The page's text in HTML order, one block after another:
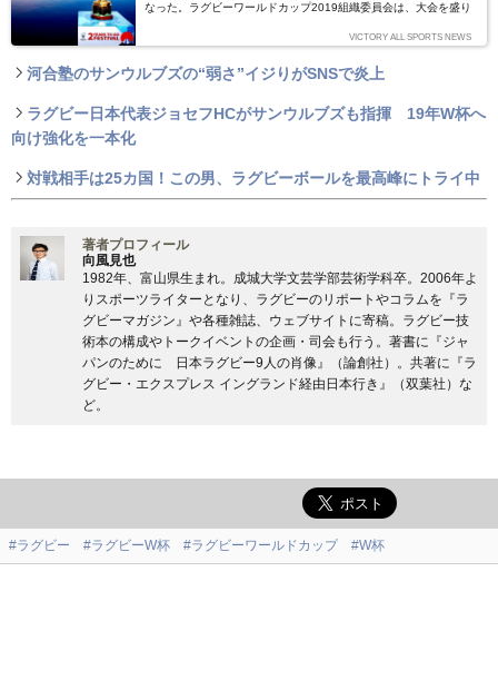
なった。ラグビーワールドカップ2019組織委員会は、大会を盛り
が、優勝トロフィー「ウェブ・エリス・カップ」のお披露目だ。世
界中のラグビー選手が目指す黄金のカップを見に、W杯開催地に足
VICTORY ALL SPORTS NEWS
河合塾のサンウルブズの“弱さ”イジりがSNSで炎上
ラグビー日本代表ジョセフHCがサンウルブズも指揮 19年W杯へ
向け強化を一本化
対戦相手は25カ国！この男、ラグビーボールを最高峰にトライ中
著者プロフィール
向風見也
1982年、富山県生まれ。成城大学文芸学部芸術学科卒。2006年よ
りスポーツライターとなり、ラグビーのリポートやコラムを『ラ
グビーマガジン』や各種雑誌、ウェブサイトに寄稿。ラグビー技
術本の構成やトークイベントの企画・司会も行う。著書に『ジャ
パンのために 日本ラグビー9人の肖像』（論創社）。共著に『ラ
グビー・エクスプレス イングランド経由日本行き』（双葉社）な
ど。
#ラグビー #ラグビーW杯 #ラグビーワールドカップ #W杯